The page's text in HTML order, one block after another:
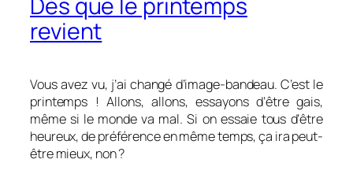
Dès que le printemps
revient
Vous avez vu, j’ai changé d’image-bandeau. C’est le
printemps ! Allons, allons, essayons d’être gais,
même si le monde va mal. Si on essaie tous d’être
heureux, de préférence en même temps, ça ira peut-
être mieux, non ?